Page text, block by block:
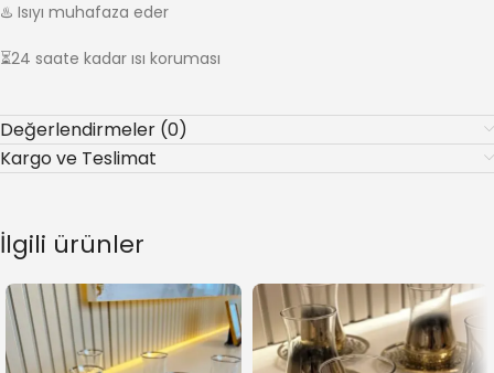
♨️ Isıyı muhafaza eder
⏳24 saate kadar ısı koruması
Değerlendirmeler (0)
Kargo ve Teslimat
İlgili ürünler